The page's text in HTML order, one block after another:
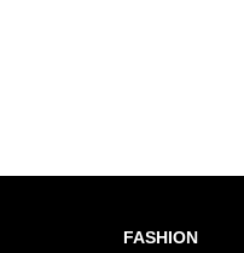
FASHION